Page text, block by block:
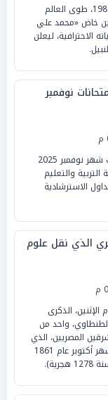
في الحادي عشر من ديسمبر عام 1981، طوى العالم
خاض «محمد علي
الاحترافية، ليعلن
نوفمبر
بدأ العد التنازلي لانطلاق امتحانات شهر نوفمبر 2025
والتعليم
الاسترشادية
الذي نقل علوم
الذكرى
واحد من
المصريين، الذي
توفي في السابع والعشرين من شهر أكتوبر عام 1861